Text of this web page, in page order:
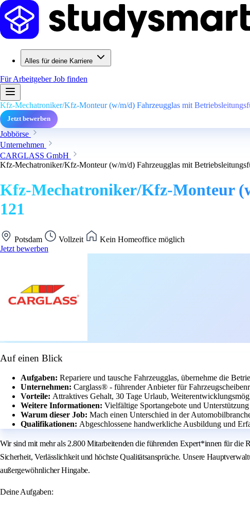
Alles für deine Karriere
Für ArbeitgeberJob finden
Kfz-Mechatroniker/Kfz-Monteur (w/m/d) Fahrzeugglas mit
Jetzt bewerben
Jobbörse
Unternehmen
CARGLASS GmbH
Kfz-Mechatroniker/Kfz-Monteur (w/m/d) Fahrzeugglas mit
Kfz-Mechatroniker/Kfz-Monteur
121
Potsdam Vollzeit
Kein Homeoffice möglich
Jetzt bewerben
Auf einen Blick
Aufgaben: Repariere und tausche Fahrzeugglas, übernehme die
Unternehmen: Carglass® - führender Anbieter für
Vorteile: Attraktives Gehalt, 30 Tage Urlaub,
Weitere Informationen: Vielfältige Sportangebote und
Warum dieser Job: Mach einen Unterschied in der
Qualifikationen: Abgeschlossene handwerkliche Ausbildung und
Wir sind mit mehr als 2.800 Mitarbeitenden die führenden Expert*innen für die
Sicherheit, Verlässlichkeit und höchste Qualitätsansprüche. Unsere
außergewöhnlicher Hingabe.
Deine Aufgaben: